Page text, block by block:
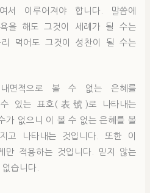
서 이루어져야 합니다. 말씀에
을 해도 그것이 세례가 될 수는
먹어도 그것이 성찬이 될 수는
면적으로 볼 수 없는 은혜를
수 있는 표호(表號)로 나타내는
가 없으니 이 볼 수 없는 은혜를 볼
고 나타내는 것입니다. 또한 이
만 적용하는 것입니다. 믿지 않는
습니다.